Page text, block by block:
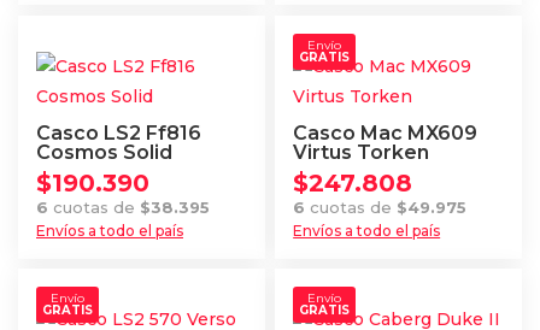
en
la
página
de
producto
en
la
página
de
producto
variantes.
Las
opciones
se
pueden
elegir
la
página
producto
tiene
múltiples
variantes.
Las
opciones
se
pueden
en
Casco LS2 Ff816
Cosmos Solid
Envíos a todo el país
$190.390
6 cuotas de $38.395
producto
tiene
Casco Mac MX609
Virtus Torken
Envío
GRATIS
Envíos a todo el país
$247.808
6 cuotas de $49.975
producto
tiene
Envío
GRATIS
Envío
GRATIS